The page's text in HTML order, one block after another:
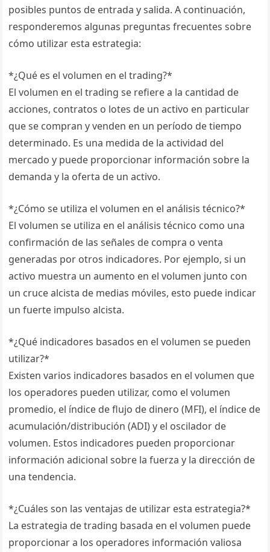
posibles puntos de entrada y salida. A continuación,
responderemos algunas preguntas frecuentes sobre
cómo utilizar esta estrategia:
*¿Qué es el volumen en el trading?*
El volumen en el trading se refiere a la cantidad de
acciones, contratos o lotes de un activo en particular
que se compran y venden en un período de tiempo
determinado. Es una medida de la actividad del
mercado y puede proporcionar información sobre la
demanda y la oferta de un activo.
*¿Cómo se utiliza el volumen en el análisis técnico?*
El volumen se utiliza en el análisis técnico como una
confirmación de las señales de compra o venta
generadas por otros indicadores. Por ejemplo, si un
activo muestra un aumento en el volumen junto con
un cruce alcista de medias móviles, esto puede indicar
un fuerte impulso alcista.
*¿Qué indicadores basados en el volumen se pueden
utilizar?*
Existen varios indicadores basados en el volumen que
los operadores pueden utilizar, como el volumen
promedio, el índice de flujo de dinero (MFI), el índice de
acumulación/distribución (ADI) y el oscilador de
volumen. Estos indicadores pueden proporcionar
información adicional sobre la fuerza y la dirección de
una tendencia.
*¿Cuáles son las ventajas de utilizar esta estrategia?*
La estrategia de trading basada en el volumen puede
proporcionar a los operadores información valiosa